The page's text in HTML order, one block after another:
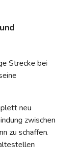
Strecke bei
neu
zwischen
zu schaffen.